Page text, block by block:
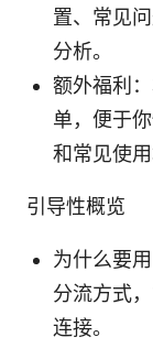
置、常见
分析。
额外福利
单，便于
和常见使用
引导性概览
为什么要
分流方式
连接。